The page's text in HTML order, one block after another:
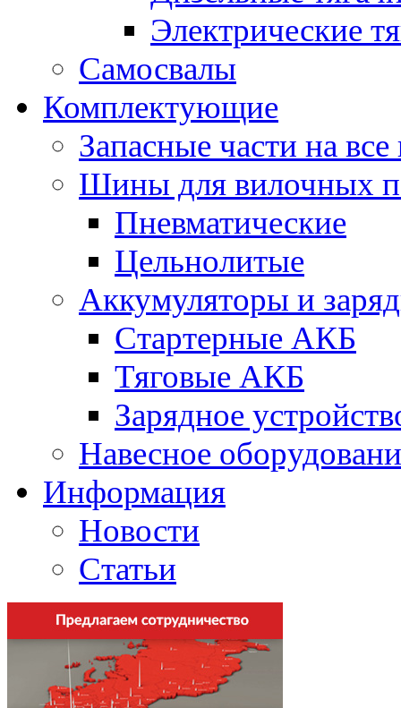
Электрические
Самосвалы
Комплектующие
Запасные части на
Шины для вилочных
Пневматические
Цельнолитые
Аккумуляторы и
Стартерные АКБ
Тяговые АКБ
Зарядное
Навесное
Информация
Новости
Статьи